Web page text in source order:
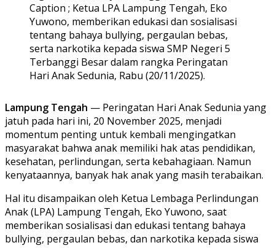
Caption ; Ketua LPA Lampung Tengah, Eko
Yuwono, memberikan edukasi dan sosialisasi
tentang bahaya bullying, pergaulan bebas,
serta narkotika kepada siswa SMP Negeri 5
Terbanggi Besar dalam rangka Peringatan
Hari Anak Sedunia, Rabu (20/11/2025).
Lampung Tengah — Peringatan Hari Anak Sedunia yang
jatuh pada hari ini, 20 November 2025, menjadi
momentum penting untuk kembali mengingatkan
masyarakat bahwa anak memiliki hak atas pendidikan,
kesehatan, perlindungan, serta kebahagiaan. Namun
kenyataannya, banyak hak anak yang masih terabaikan.
Hal itu disampaikan oleh Ketua Lembaga Perlindungan
Anak (LPA) Lampung Tengah, Eko Yuwono, saat
memberikan sosialisasi dan edukasi tentang bahaya
bullying, pergaulan bebas, dan narkotika kepada siswa